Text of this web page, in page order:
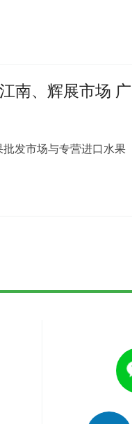
南、辉展市场 广
发市场与专营进口水果